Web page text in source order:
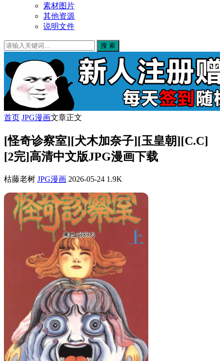
素材图片
其他资源
说明文件
搜 索
首页 JPG漫画文章正文
[怪奇诊察室][犬木加奈子][玉皇朝][C.C]
[2完]高清中文版JPG漫画下载
枯藤老树 JPG漫画 2026-05-24 1.9K